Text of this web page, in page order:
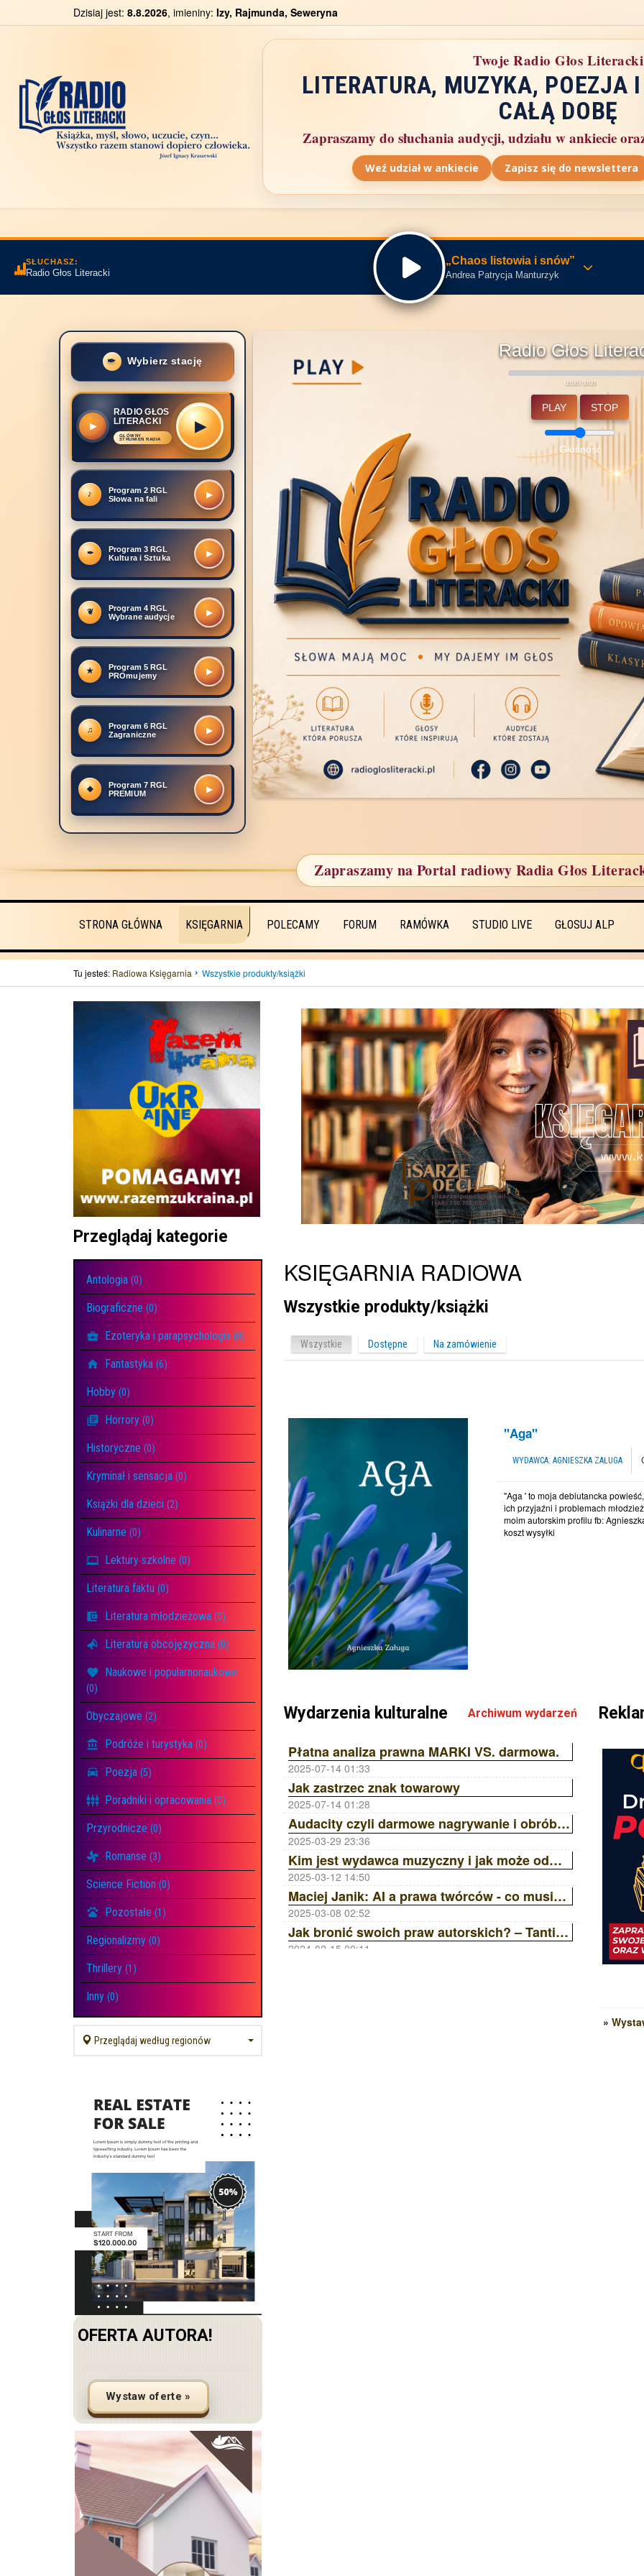
Dzisiaj jest: 8.8.2026, imieniny: Izy, Rajmunda, Seweryna
Twoje Radio Głos Literacki
LITERATURA, MUZYKA, POEZJA
CAŁĄ DOBĘ
Zapraszamy do słuchania audycji, udziału w ankiecie
Weź udział w ankiecie Zapisz się do newslettera
SŁUCHASZ:
Radio Głos Literacki
„Chaos listowia i snów”
Andrea Patrycja Manturzyk
Wybierz stację
RADIO GŁOS
LITERACKI
▶
Program 2 RGL
Słowa na fali
▶
Program 3 RGL
Kultura i Sztuka
▶
Program 4 RGL
Wybrane audycje
▶
Program 5 RGL
PROmujemy
▶
Program 6 RGL
Zagraniczne
▶
Program 7 RGL
PREMIUM
▶
Radio Głos
00:00 / 00:00
PLAY STOP
Głośność
Zapraszamy na Portal radiowy Radia Głos
STRONA GŁÓWNA KSIĘGARNIA POLECAMY FORUM RAMÓWKA STUDIO LIVE GŁOSUJ ALP
Tu jesteś: Radiowa Księgarnia Wszystkie produkty/książki
Przeglądaj kategorie
Antologia (0)
Biograficzne (0)
Ezoteryka i parapsychologia (0)
Fantastyka (6)
Hobby (0)
Horrory (0)
Historyczne (0)
Kryminał i sensacja (0)
Książki dla dzieci (2)
Kulinarne (0)
Lektury szkolne (0)
Literatura faktu (0)
Literatura młodzieżowa (0)
Literatura obcojęzyczna (0)
Naukowe i popularnonaukowe
(0)
Obyczajowe (2)
Podróże i turystyka (0)
Poezja (5)
Poradniki i opracowania (0)
Przyrodnicze (0)
Romanse (3)
Science Fiction (0)
Pozostałe (1)
Regionalizmy (0)
Thrillery (1)
Inny (0)
Przeglądaj według regionów
OFERTA AUTORA!
Wystaw oferte »
KSIĘGARNIA RADIOWA
Wszystkie produkty/książki
Wszystkie Dostępne Na zamówienie
"Aga"
WYDAWCA: AGNIESZKA ZAŁUGA
"Aga ' to moja debiutancka
ich przyjaźni i problemach
moim autorskim profilu fb:
koszt wysyłki
Wydarzenia kulturalne Archiwum wydarzeń
Płatna analiza prawna MARKI VS. darmowa.
2025-07-14 01:33
Jak zastrzec znak towarowy
2025-07-14 01:28
Audacity czyli darmowe nagrywanie i obróbka dźwięku
2025-03-29 23:36
Kim jest wydawca muzyczny i jak może odmienić Twoją karierę? | Ania Laskowska Sony Music Publishing ZAiKS Akademia
2025-03-12 14:50
Maciej Janik: AI a prawa twórców - co musisz wiedzieć? Wywiad z prawnikiem | ZAiKS Akademia
2025-03-08 02:52
Jak bronić swoich praw autorskich? – Tantiemy, Licencje, Ai | ZAiKS Akademia
2024-02-15 00:11
»